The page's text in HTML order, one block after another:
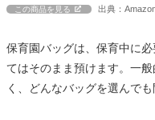
この商品を見る 出典：
保育園バッグは、保育中に
てはそのまま預けます。一
く、どんなバッグを選んで